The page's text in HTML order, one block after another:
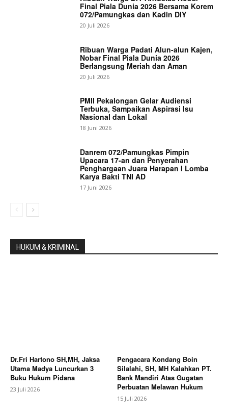
Final Piala Dunia 2026 Bersama Korem
072/Pamungkas dan Kadin DIY
20 Juli 2026
Ribuan Warga Padati Alun-alun Kajen,
Nobar Final Piala Dunia 2026
Berlangsung Meriah dan Aman
20 Juli 2026
PMII Pekalongan Gelar Audiensi
Terbuka, Sampaikan Aspirasi Isu
Nasional dan Lokal
18 Juni 2026
Danrem 072/Pamungkas Pimpin
Upacara 17-an dan Penyerahan
Penghargaan Juara Harapan I Lomba
Karya Bakti TNI AD
17 Juni 2026
HUKUM & KRIMINAL
Dr.Fri Hartono SH,MH, Jaksa
Utama Madya Luncurkan 3
Buku Hukum Pidana
23 Juli 2026
Pengacara Kondang Boin
Silalahi, SH, MH Kalahkan PT.
Bank Mandiri Atas Gugatan
Perbuatan Melawan Hukum
15 Juli 2026